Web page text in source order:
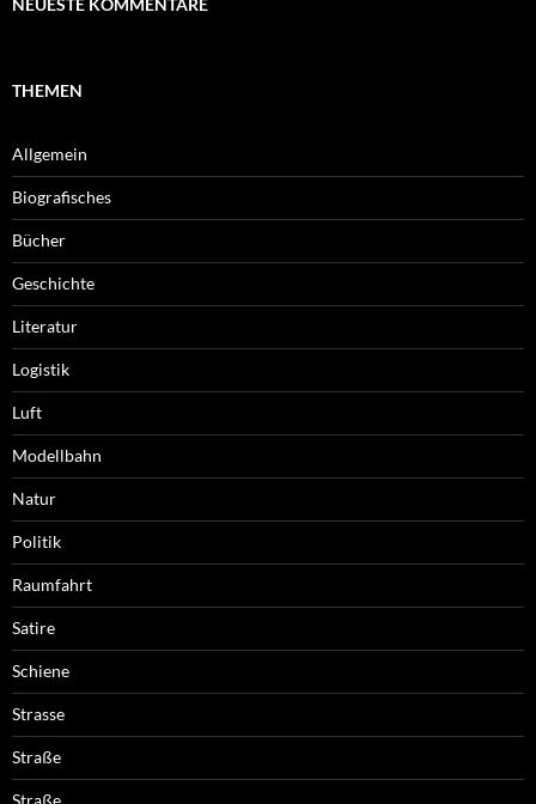
THEMEN
Allgemein
Biografisches
Bücher
Geschichte
Literatur
Logistik
Luft
Modellbahn
Natur
Politik
Raumfahrt
Satire
Schiene
Strasse
Straße
Straße